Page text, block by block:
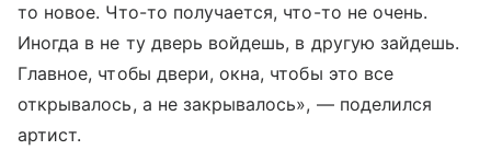
то новое. Что-то получается, что-то не очень.
Иногда в не ту дверь войдешь, в другую зайдешь.
Главное, чтобы двери, окна, чтобы это все
открывалось, а не закрывалось», — поделился
артист.